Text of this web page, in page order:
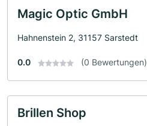
Magic Optic GmbH
Hahnenstein 2, 31157 Sarstedt
0.0 (0 Bewertungen)
Brillen Shop